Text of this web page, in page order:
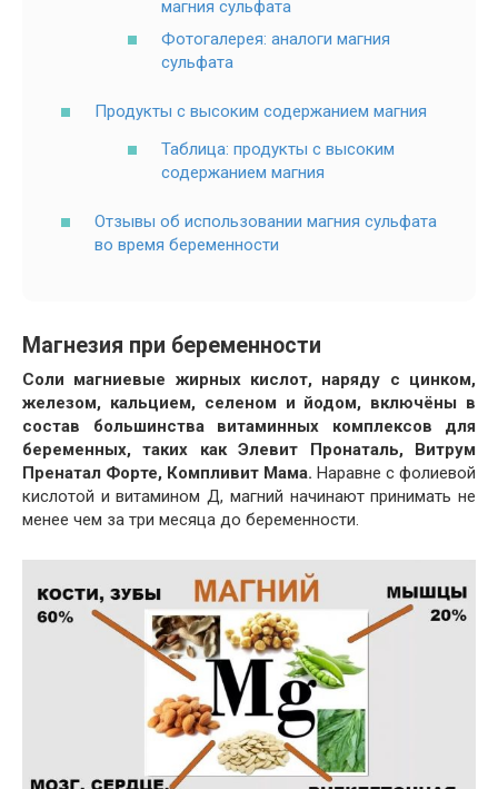
магния сульфата
Фотогалерея: аналоги магния
сульфата
Продукты с высоким содержанием магния
Таблица: продукты с высоким
содержанием магния
Отзывы об использовании магния сульфата
во время беременности
Магнезия при беременности
Соли магниевые жирных кислот, наряду с цинком,
железом, кальцием, селеном и йодом, включёны в
состав большинства витаминных комплексов для
беременных, таких как Элевит Пронаталь, Витрум
Пренатал Форте, Компливит Мама. Наравне с фолиевой
кислотой и витамином Д, магний начинают принимать не
менее чем за три месяца до беременности.